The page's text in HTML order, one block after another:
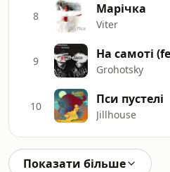
8 Марічка
Viter
9 На самотi
Grohotsky
10 Пси пустелі
Jillhouse
Показати більше